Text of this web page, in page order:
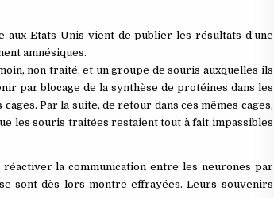
aux Etats-Unis vient de publier les résultats d’une
amnésiques.
non traité, et un groupe de souris auxquelles ils
par blocage de la synthèse de protéines dans les
Par la suite, de retour dans ces mêmes cages,
les souris traitées restaient tout à fait impassibles
la communication entre les neurones par
sont dès lors montré effrayées. Leurs souvenirs